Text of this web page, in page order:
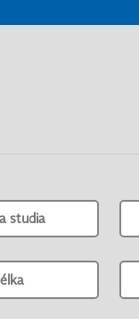
studia